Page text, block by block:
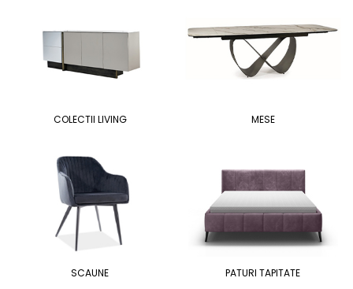
COLECTII LIVING MESE
SCAUNE PATURI TAPITATE